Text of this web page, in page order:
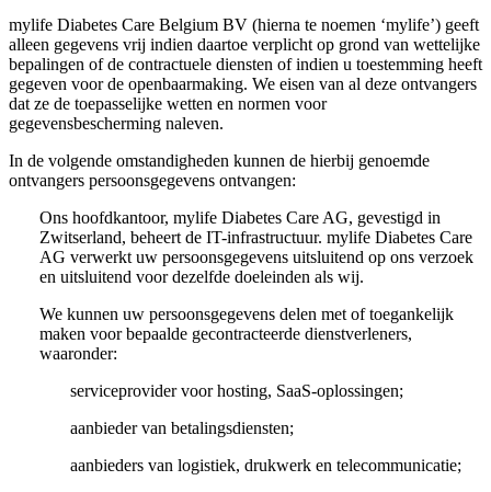
mylife Diabetes Care Belgium BV (hierna te noemen ‘mylife’) geeft
alleen gegevens vrij indien daartoe verplicht op grond van wettelijke
bepalingen of de contractuele diensten of indien u toestemming heeft
gegeven voor de openbaarmaking. We eisen van al deze ontvangers
dat ze de toepasselijke wetten en normen voor
gegevensbescherming naleven.
In de volgende omstandigheden kunnen de hierbij genoemde
ontvangers persoonsgegevens ontvangen:
Ons hoofdkantoor, mylife Diabetes Care AG, gevestigd in
Zwitserland, beheert de IT-infrastructuur. mylife Diabetes Care
AG verwerkt uw persoonsgegevens uitsluitend op ons verzoek
en uitsluitend voor dezelfde doeleinden als wij.
We kunnen uw persoonsgegevens delen met of toegankelijk
maken voor bepaalde gecontracteerde dienstverleners,
waaronder:
serviceprovider voor hosting, SaaS-oplossingen;
aanbieder van betalingsdiensten;
aanbieders van logistiek, drukwerk en telecommunicatie;